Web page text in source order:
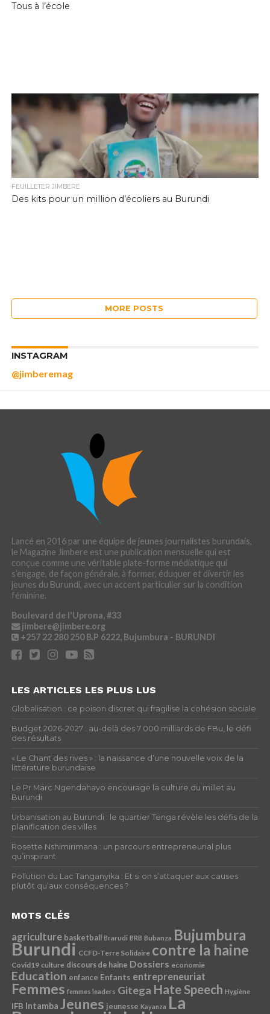
Tous à l’école
FEUILLETER JIMBERE
Des kits pour un million d’écoliers au Burundi
MORE POSTS
INSTAGRAM
@jimberemag
Lancé en 2016 par une équipe de jeunes journalistes burundais,
le Magazine Jimbere est une publication mensuelle qui est
conçue comme une véritable plate-forme médiatique qui
s’engage, de façon générale, à former, éduquer et divertir les
jeunes du Burundi, avec un accent particulier sur la condition
féminine.
Boulevard de l'Uprona, #33
jimbere@jimbere.org
+257 22 280 250 B.P 6222, Bujumbura - BURUNDI
LES ARTICLES LES PLUS LUS
Globalisation : ce poison discret qui fragilise la cohésion sociale
Budget 2026-2027 : au-delà des 7 000 milliards de FBu, le défi
des résultats
« Le Chant des rives » : la naissance d’une nouvelle voix de la
littérature burundaise
Le Pr Marc Ngendahayo encourage la culture du millet au
Burundi
Urbanisation au Burundi : le quartier Tenga révèle les défis de la
planification des villes
Rosette Nshimirimana : un parcours entrepreneurial plus
qu’inspirant
Pollution du Lac Tanganyika : Et si on s’attaquer aux causes
plutôt qu’aux conséquences ?
MOTS CLÉS
agriculture basketball Brarudi BRB Bubanza Bujumbura
Burundi CCFD-Terre Solidaire contre la haine
Covid19 culture discours de haine Dossiers economie
Education enfance Enfants entrepreneuriat
Femmes femmes leaders Gitega Hate Speech Hygiène
IFB Intamba Jeunes jeunesse Kayanza La